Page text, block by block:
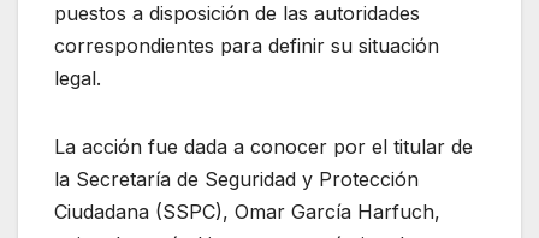
puestos a disposición de las autoridades
correspondientes para definir su situación
legal.
La acción fue dada a conocer por el titular de
la Secretaría de Seguridad y Protección
Ciudadana (SSPC), Omar García Harfuch,